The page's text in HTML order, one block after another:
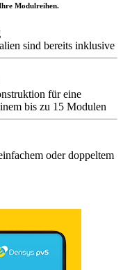
Modulreihen.
sind bereits inklusive
für eine
bis zu 15 Modulen
oder doppeltem